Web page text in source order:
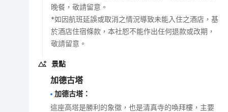
晚餐，敬請留意。
*如因航班延誤或取消之情況導致未能入住之酒店，基
於酒店住宿條款，本社恕不能作出任何退款或改期，
敬請留意。
景點
加德古塔
加德古塔 ：
這座高塔是勝利的象徵，也是清真寺的喚拜樓，主要